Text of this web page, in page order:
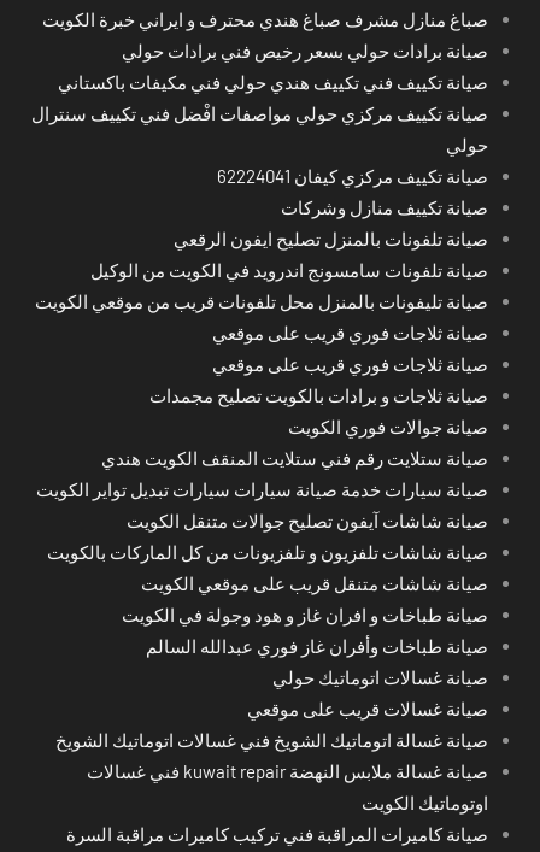
صباغ منازل مشرف صباغ هندي محترف و ايراني خبرة الكويت
صيانة برادات حولي بسعر رخيص فني برادات حولي
صيانة تكييف فني تكييف هندي حولي فني مكيفات باكستاني
صيانة تكييف مركزي حولي مواصفات افْضل فني تكييف سنترال
حولي
صيانة تكييف مركزي كيفان 62224041
صيانة تكييف منازل وشركات
صيانة تلفونات بالمنزل تصليح ايفون الرقعي
صيانة تلفونات سامسونج اندرويد في الكويت من الوكيل
صيانة تليفونات بالمنزل محل تلفونات قريب من موقعي الكويت
صيانة ثلاجات فوري قريب على موقعي
صيانة ثلاجات فوري قريب على موقعي
صيانة ثلاجات و برادات بالكويت تصليح مجمدات
صيانة جوالات فوري الكويت
صيانة ستلايت رقم فني ستلايت المنقف الكويت هندي
صيانة سيارات خدمة صيانة سيارات سيارات تبديل تواير الكويت
صيانة شاشات آيفون تصليح جوالات متنقل الكويت
صيانة شاشات تلفزيون و تلفزيونات من كل الماركات بالكويت
صيانة شاشات متنقل قريب على موقعي الكويت
صيانة طباخات و افران غاز و هود وجولة في الكويت
صيانة طباخات وأفران غاز فوري عبدالله السالم
صيانة غسالات اتوماتيك حولي
صيانة غسالات قريب على موقعي
صيانة غسالة اتوماتيك الشويخ فني غسالات اتوماتيك الشويخ
صيانة غسالة ملابس النهضة kuwait repair فني غسالات
اوتوماتيك الكويت
صيانة كاميرات المراقبة فني تركيب كاميرات مراقبة السرة